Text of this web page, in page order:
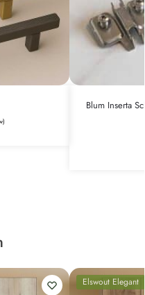
Blum Inserta
Elswout Elegant